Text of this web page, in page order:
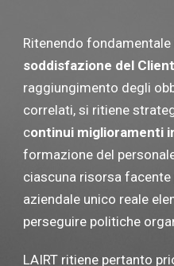
Ritenendo
soddisfazione del
raggiungimento degli
correlati, si ritiene
continui miglioramenti
formazione del
ciascuna risorsa
aziendale unico reale
perseguire politiche
LAIRT ritiene pertanto